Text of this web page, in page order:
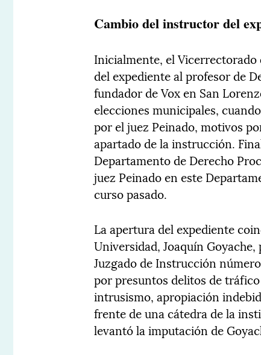
Cambio del instructor del
Inicialmente, el
del expediente al profesor de
fundador de Vox en San
elecciones municipales,
por el juez Peinado, motivos
apartado de la instrucción.
Departamento de Derecho
juez Peinado en este
curso pasado.
La apertura del expediente
Universidad, Joaquín
Juzgado de Instrucción
por presuntos delitos de
intrusismo, apropiación
frente de una cátedra de la
levantó la imputación de